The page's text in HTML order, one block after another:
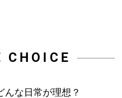
CHOICE
んな日常が理想？